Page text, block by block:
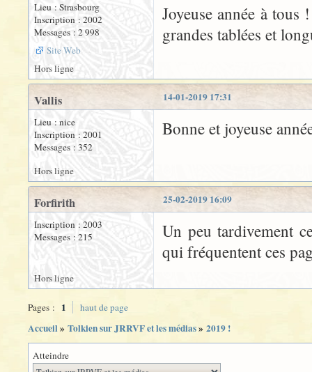
Lieu : Strasbourg
Inscription : 2002
Messages : 2 998
Site Web
Joyeuse année à
grandes tablées et
Hors ligne
14-01-2019 17:31
Vallis
Lieu : nice
Inscription : 2001
Messages : 352
Bonne et joyeuse
Hors ligne
25-02-2019 16:09
Forfirith
Inscription : 2003
Messages : 215
Un peu tardivement
qui fréquentent ces
Hors ligne
Pages : 1 haut de page
Accueil» Tolkien sur JRRVF et les médias» 2019 !
Atteindre